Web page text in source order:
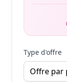
Type d'offre